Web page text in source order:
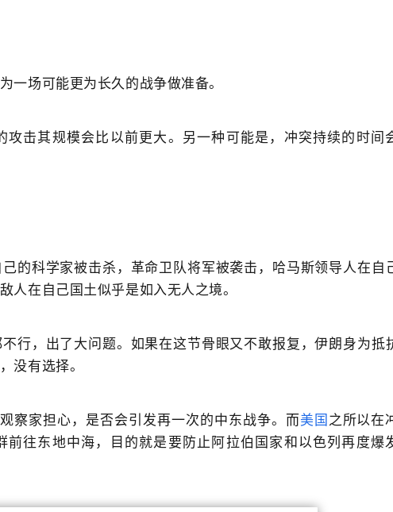
一场可能更为长久的战争做准备。
攻击其规模会比以前更大。另一种可能是，冲突持续的时间
的科学家被击杀，革命卫队将军被袭击，哈马斯领导人在自
人在自己国土似乎是如入无人之境。
行，出了大问题。如果在这节骨眼又不敢报复，伊朗身为抵
没有选择。
察家担心，是否会引发再一次的中东战争。而美国 之所以在
前往东地中海，目的就是要防止阿拉伯国家和以色列再度爆